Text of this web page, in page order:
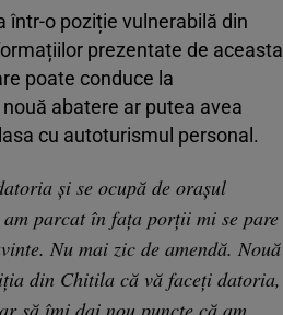
o poziție vulnerabilă din
prezentate de aceasta
poate conduce la
abatere ar putea avea
cu autoturismul personal.
și se ocupă de orașul
parcat în fața porții mi se pare
Nu mai zic de amendă. Nouă
din Chitila că vă faceți datoria,